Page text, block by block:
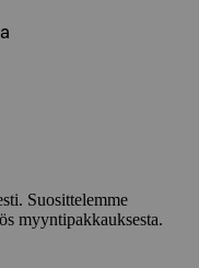
Suosittelemme
myyntipakkauksesta.